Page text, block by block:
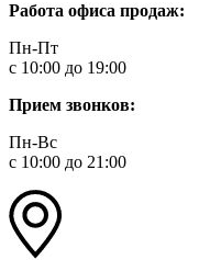
Работа офиса продаж:
Пн-Пт
с 10:00 до 19:00
Прием звонков:
Пн-Вс
с 10:00 до 21:00